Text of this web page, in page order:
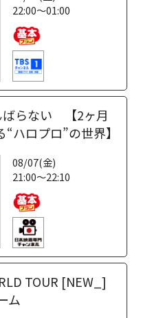
22:00～01:00
ばらない 【2ヶ月
ハロプロ”の世界】
08/07(金)
21:00～22:10
TOUR [NEW_]
ム